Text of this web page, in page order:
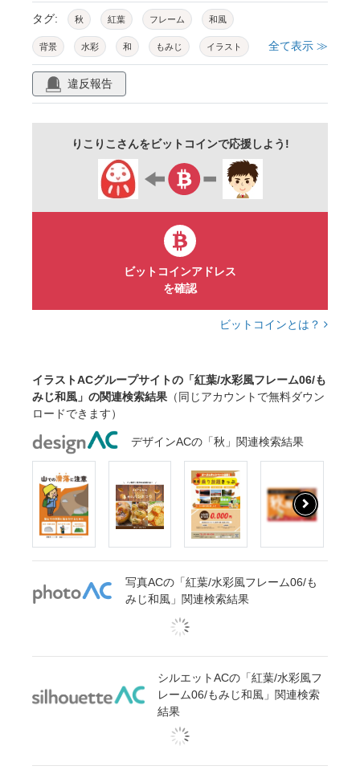
タグ: 秋 紅葉 フレーム 和風
背景 水彩 和 もみじ イラスト
和柄 葉 和紙
落ち葉 枯れ葉 楓 植物 自然
余白 コピースペース 手書き
飾り枠 テクスチャー 壁紙 イメージ
景色
リーフ 暖かい
いまどき見出し
全て表示 ≫
違反報告
りこりこさんをビットコインで応援しよう!
ビットコインアドレス
を確認
ビットコインとは？
イラストACグループサイトの「紅葉/水彩風フレーム06/も
みじ和風」の関連検索結果 （同じアカウントで無料ダウン
ロードできます）
デザインACの「秋」関連検索結果
写真ACの「紅葉/水彩風フレーム06/も
みじ和風」関連検索結果
シルエットACの「紅葉/水彩風フ
レーム06/もみじ和風」関連検索
結果